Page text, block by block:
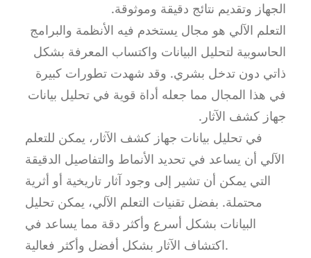
الجهاز وتقديم نتائج دقيقة وموثوقة.
التعلم الآلي هو مجال يستخدم فيه الأنظمة والبرامج
الحاسوبية لتحليل البيانات واكتساب المعرفة بشكل
ذاتي دون تدخل بشري. وقد شهدت تطورات كبيرة
في هذا المجال مما جعله أداة قوية في تحليل بيانات
جهاز كشف الآثار.
في تحليل بيانات جهاز كشف الآثار، يمكن للتعلم
الآلي أن يساعد في تحديد الأنماط والتفاصيل الدقيقة
التي يمكن أن تشير إلى وجود آثار تاريخية أو أثرية
محتملة. بفضل تقنيات التعلم الآلي، يمكن تحليل
البيانات بشكل أسرع وأكثر دقة مما يساعد في
اكتشاف الآثار بشكل أفضل وأكثر فعالية.